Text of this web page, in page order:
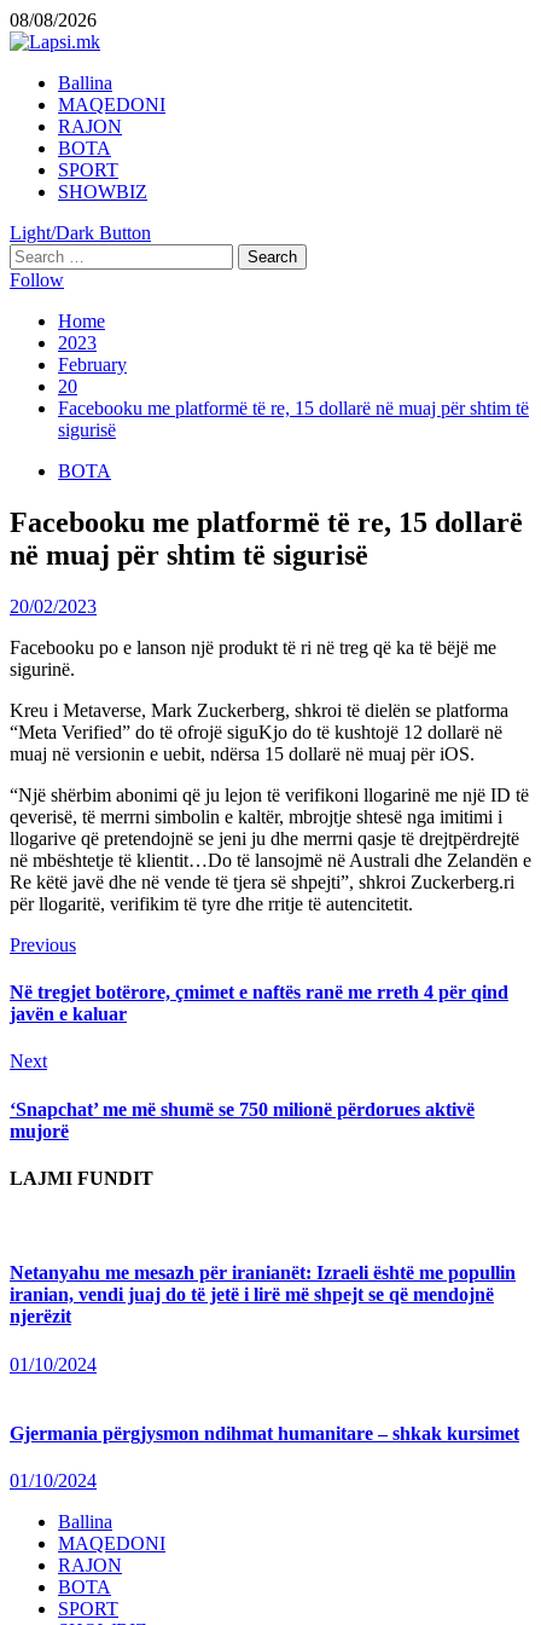
Skip
to
08/08/2026
Primary
Menu
Ballina
MAQEDONI
RAJON
BOTA
SPORT
SHOWBIZ
Light/Dark Button
Search
for:
Follow
Home
2023
February
20
Facebooku me platformë të re, 15 dollarë në muaj për shtim të
sigurisë
BOTA
Facebooku me platformë të re, 15 dollarë
në muaj për shtim të sigurisë
20/02/2023
Facebooku po e lanson një produkt të ri në treg që ka të bëjë me
sigurinë.
Kreu i Metaverse, Mark Zuckerberg, shkroi të dielën se platforma
“Meta Verified” do të ofrojë siguKjo do të kushtojë 12 dollarë në
muaj në versionin e uebit, ndërsa 15 dollarë në muaj për iOS.
“Një shërbim abonimi që ju lejon të verifikoni llogarinë me një ID të
qeverisë, të merrni simbolin e kaltër, mbrojtje shtesë nga imitimi i
llogarive që pretendojnë se jeni ju dhe merrni qasje të drejtpërdrejtë
në mbështetje të klientit…Do të lansojmë në Australi dhe Zelandën e
Re këtë javë dhe në vende të tjera së shpejti”, shkroi Zuckerberg.ri
për llogaritë, verifikim të tyre dhe rritje të autencitetit.
Continue
Reading
PreviousPrevious
Në tregjet botërore, çmimet e naftës ranë me rreth 4 për qind
javën e kaluar
NextNext
‘Snapchat’ me më shumë se 750 milionë përdorues aktivë
mujorë
LAJMI FUNDIT
Netanyahu me mesazh për iranianët: Izraeli është me popullin
iranian, vendi juaj do të jetë i lirë më shpejt se që mendojnë
njerëzit
01/10/2024
Gjermania përgjysmon ndihmat humanitare – shkak kursimet
01/10/2024
Ballina
MAQEDONI
RAJON
BOTA
SPORT